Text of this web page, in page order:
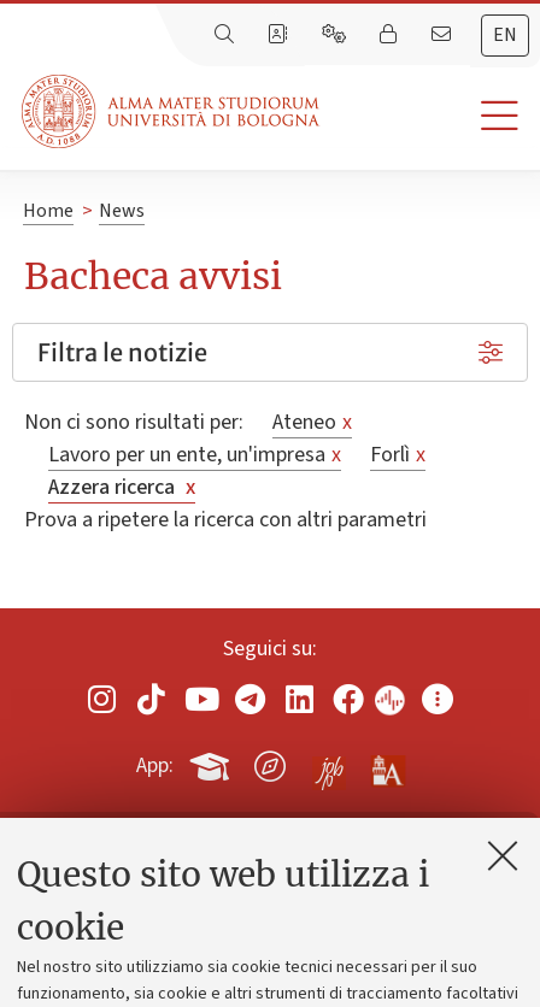
Questo sito web utilizza i
cookie
Nel nostro sito utilizziamo sia cookie tecnici necessari per il suo
funzionamento, sia cookie e altri strumenti di tracciamento facoltativi
EN
Home > News
Bacheca avvisi
Filtra le notizie
Non ci sono risultati per: Ateneo x
Lavoro per un ente, un'impresa x Forlì x
Azzera ricerca x
Prova a ripetere la ricerca con altri parametri
Seguici su:
App:
Contatti e PEC
Alumni community